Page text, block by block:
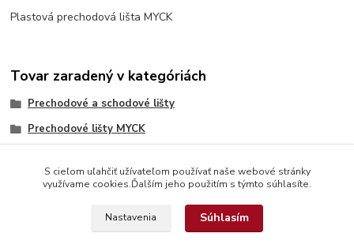
Plastová prechodová lišta MYCK
Tovar zaradený v kategóriách
Prechodové a schodové lišty
Prechodové lišty MYCK
S cieľom uľahčiť užívateľom používať naše webové stránky
využívame cookies.Ďalším jeho použitím s týmto súhlasíte.
Nastavenia Súhlasím